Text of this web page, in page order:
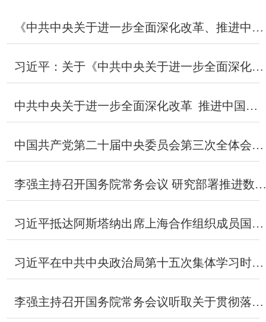
《中共中央关于进一步全面深化改革、推进中国式现代化的决定》一图读懂
习近平：关于《中共中央关于进一步全面深化改革、推进中国式现代化的决定》...
中共中央关于进一步全面深化改革 推进中国式现代化的决定
中国共产党第二十届中央委员会第三次全体会议公报
李强主持召开国务院常务会议 研究部署推进数字经济高质量发展有关工作等
习近平抵达阿斯塔纳出席上海合作组织成员国元首理事会第二十四次会议并对哈...
习近平在中共中央政治局第十五次集体学习时强调：贯彻落实新时代党的建设总...
李强主持召开国务院常务会议听取关于贯彻落实全国生态环境保护大会精神全面...